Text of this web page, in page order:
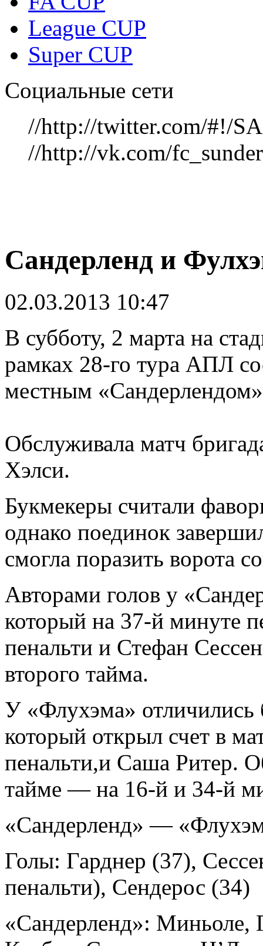
League CUP
Super CUP
Социальные сети
//http://twitter.com/#!/
//http://vk.com/
Сандерленд и
02.03.2013 10:47
В субботу, 2 марта на
рамках 28-го тура АПЛ
местным
Обслуживала матч
Хэлси.
Букмекеры считали
однако поединок
смогла поразить ворота
Авторами голов у
который на 37-й минуте
пенальти и Стефан
второго тайма.
У «Флухэма» отличились
который открыл счет в
пенальти,и Саша Ритер.
тайме — на 16-й и 34-й
«Сандерленд» —
Голы: Гарднер (37),
пенальти), Сендерос (34)
«Сандерленд»: